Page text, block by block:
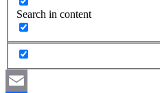
Search in content